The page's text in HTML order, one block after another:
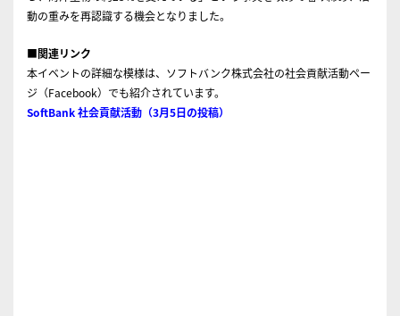
動の重みを再認識する機会となりました。
■関連リンク
本イベントの詳細な模様は、ソフトバンク株式会社の社会貢献活動ペー
ジ（Facebook）でも紹介されています。
SoftBank 社会貢献活動（3月5日の投稿）